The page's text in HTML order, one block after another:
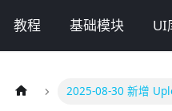
教程 基础模块 UI
2025-08-30 新增